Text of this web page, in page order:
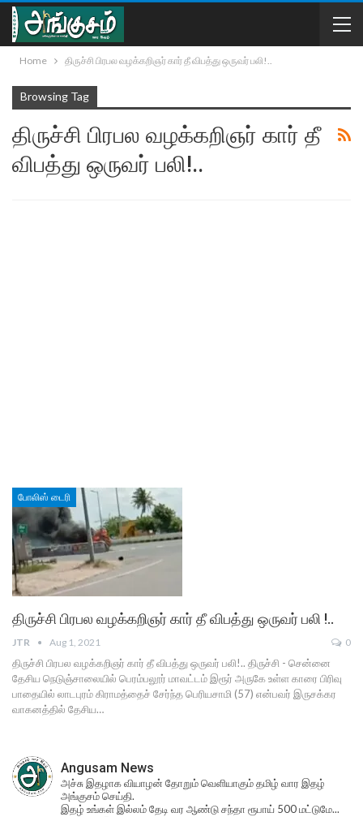
Home திருச்சி பிரபல வழக்கறிஞர் கார் தீ விபத்து ஒருவர் பலி!..
Browsing Tag
திருச்சி பிரபல வழக்கறிஞர் கார் தீ
விபத்து ஒருவர் பலி!..
போலிஸ் டைரி
திருச்சி பிரபல வழக்கறிஞர் கார் தீ விபத்து ஒருவர் பலி !..
JTR Aug 1, 2021 0
திருச்சி பிரபல வழக்கறிஞர் கார் தீ விபத்து ஒருவர் பலி!.. திருச்சி - சென்னை
தேசிய நெடுஞ்சாலையில் பெரம்பலூர் மாவட்டம் இரூர் அருகே உள்ள காரை பிரிவு
பாதையில் லாடபுரம் கிராமத்தைச் சேர்ந்த பெரியசாமி (57) என்பவர் இருசக்கர
வாகனத்தில் தேசிய…
Angusam News
அச்சு இதழாக வியாழன் தோறும் வெளியாகும் தமிழ் வார இதழ்
அங்குசம் செய்தி.
இதழ் உங்கள் இல்லம் தேடி வர ஆண்டு சந்தா ரூபாய் 500 மட்டுமே...